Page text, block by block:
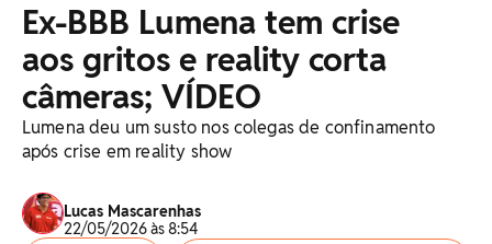
Ex-BBB Lumena tem crise
aos gritos e reality corta
câmeras; VÍDEO
Lumena deu um susto nos colegas de confinamento
após crise em reality show
Lucas Mascarenhas
22/05/2026 às 8:54